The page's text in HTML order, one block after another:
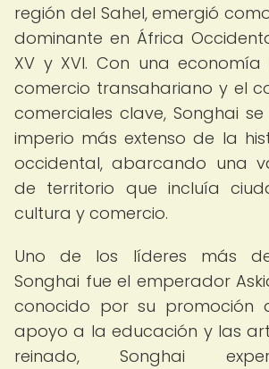
región del Sahel, emergió
dominante en África
XV y XVI. Con una
comercio transahariano y el
comerciales clave, Songhai
imperio más extenso de la
occidental, abarcando una
de territorio que incluía
cultura y comercio.
Uno de los líderes más
Songhai fue el emperador
conocido por su promoción
apoyo a la educación y las
reinado, Songhai